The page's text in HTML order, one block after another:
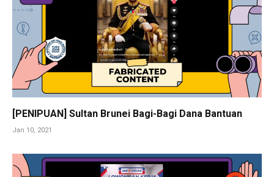
[PENIPUAN] Sultan Brunei Bagi-Bagi Dana Bantuan
Jan 10, 2021